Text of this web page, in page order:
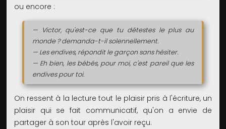
ou encore :
— Victor, qu'est-ce que tu détestes le plus au
monde ? demanda-t-il solennellement.
— Les endives, répondit le garçon sans hésiter.
— Eh bien, les bébés, pour moi, c'est pareil que les
endives pour toi.
On ressent à la lecture tout le plaisir pris à l'écriture, un
plaisir qui se fait communicatif, qu'on a envie de
partager à son tour après l'avoir reçu.